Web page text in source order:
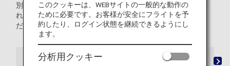
別の航空会社のフライトナンバーで鉄道サービスをご予約さ
れている場合、詳細については各航空会社に直接お問合せく
ださい。
ルフトハンザエクスプレス Rail&Flyサービス
このクッキーは、WEBサイトの一般的な動作の
ために必要です。お客様が安全にフライトを予
約したり、ログイン状態を継続できるようにし
ます。
分析用クッキー